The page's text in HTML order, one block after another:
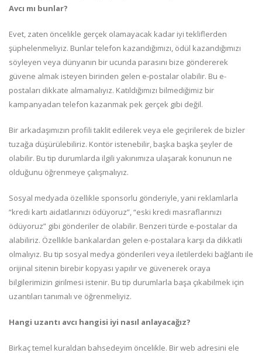
Avcı mı bunlar?
Evet, zaten öncelikle gerçek olamayacak kadar iyi tekliflerden
şüphelenmeliyiz. Bunlar telefon kazandığımızı, ödül kazandığımızı
söyleyen veya dünyanın bir ucunda parasını bize göndererek
güvene almak isteyen birinden gelen e-postalar olabilir. Bu e-
postaları dikkate almamalıyız. Katıldığımızı bilmediğimiz bir
kampanyadan telefon kazanmak pek gerçek gibi değil.
Bir arkadaşımızın profili taklit edilerek veya ele geçirilerek de bizler
tuzağa düşürülebiliriz. Kontör istenebilir, başka başka şeyler de
olabilir. Bu tip durumlarda ilgili yakınımıza ulaşarak konunun ne
olduğunu öğrenmeye çalışmalıyız.
Sosyal medyada özellikle sponsorlu gönderiyle, yani reklamlarla
“kredi kartı aidatlarınızı ödüyoruz”, “eski kredi masraflarınızı
ödüyoruz” gibi gönderiler de olabilir. Benzeri türde e-postalar da
alabiliriz. Özellikle bankalardan gelen e-postalara karşı da dikkatli
olmalıyız. Bu tip sosyal medya gönderileri veya iletilerdeki bağlantı ile
orijinal sitenin birebir kopyası yapılır ve güvenerek oraya
bilgilerimizin girilmesi istenir. Bu tip durumlarla başa çıkabilmek için
uzantıları tanımalı ve öğrenmeliyiz.
Hangi uzantı avcı hangisi iyi nasıl anlayacağız?
Birkaç temel kuraldan bahsedeyim öncelikle. Bir web adresini ele